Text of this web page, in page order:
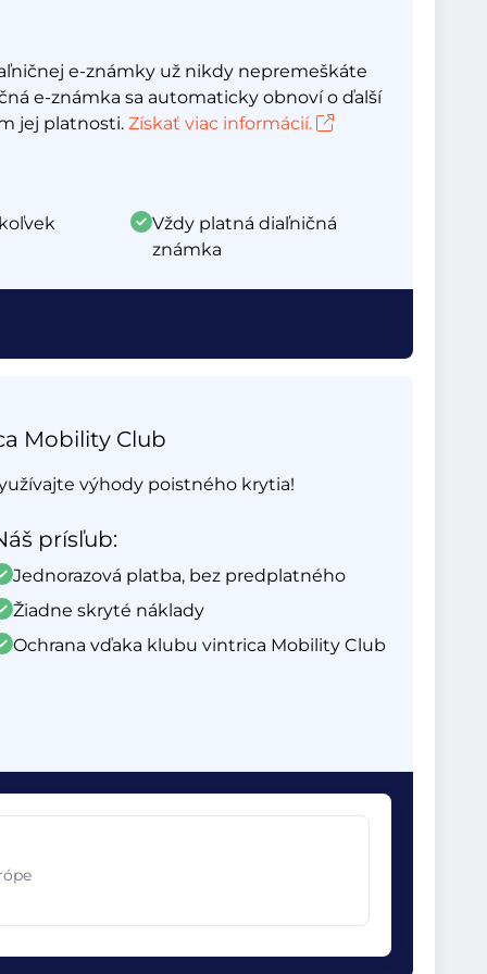
e-známky už nikdy nepremeškáte
e-známka sa automaticky obnoví o ďalší
jej platnosti. Získať viac informácií.
Vždy platná diaľničná
známka
Mobility Club
výhody poistného krytia!
prísľub:
Jednorazová platba, bez predplatného
Žiadne skryté náklady
Ochrana vďaka klubu vintrica Mobility Club